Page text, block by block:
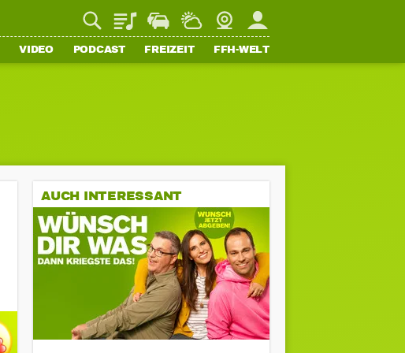
PlaylistStaupilotWetterWebcamMein FFH
VIDEO PODCAST FREIZEIT FFH-WELT
AUCH INTERESSANT